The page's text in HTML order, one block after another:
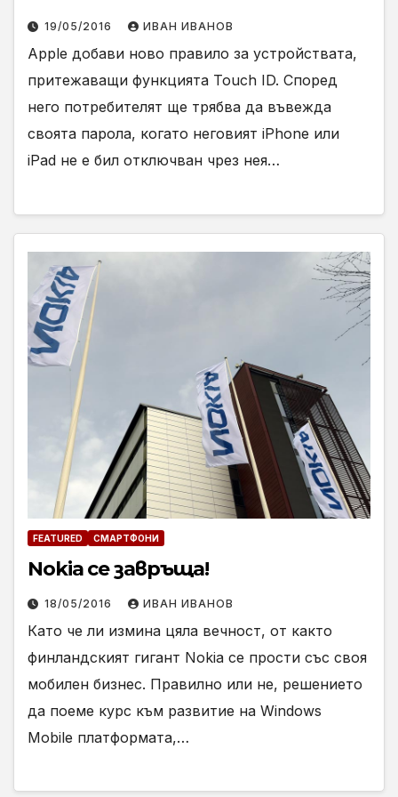
19/05/2016 ИВАН ИВАНОВ
Apple добави ново правило за устройствата,
притежаващи функцията Touch ID. Според
него потребителят ще трябва да въвежда
своята парола, когато неговият iPhone или
iPad не е бил отключван чрез нея…
FEATURED СМАРТФОНИ
Nokia се завръща!
18/05/2016 ИВАН ИВАНОВ
Като че ли измина цяла вечност, от както
финландският гигант Nokia се прости със своя
мобилен бизнес. Правилно или не, решението
да поеме курс към развитие на Windows
Mobile платформата,…